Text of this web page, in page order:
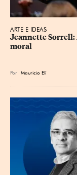
ARTE E IDEAS
Jeannette
moral
Por Mauricio Elí